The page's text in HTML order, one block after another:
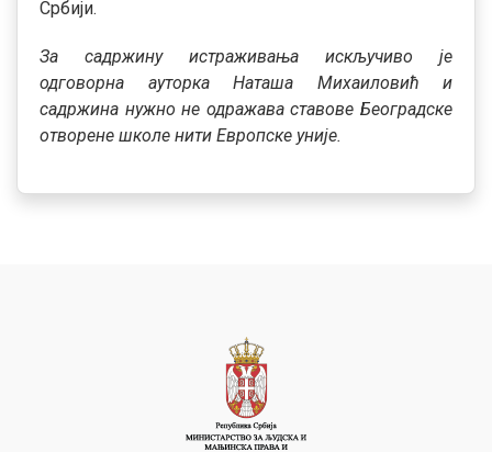
Србији.
За садржину истраживања искључиво је
одговорна ауторка Наташа Михаиловић и
садржина нужно не одражава ставове Београдске
отворене школе нити Европске уније.